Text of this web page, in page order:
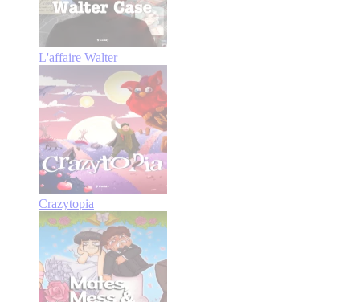
L'affaire Walter
Crazytopia